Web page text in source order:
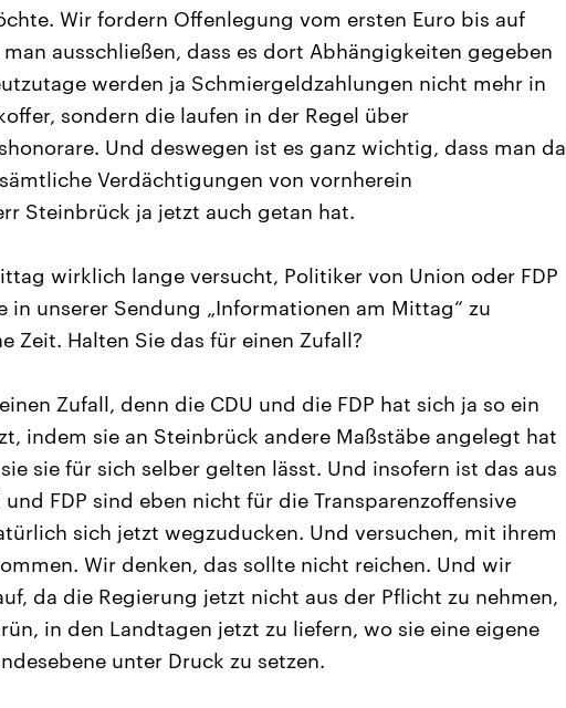
Wir fordern Offenlegung vom ersten Euro bis auf
ausschließen, dass es dort Abhängigkeiten gegeben
werden ja Schmiergeldzahlungen nicht mehr in
sondern die laufen in der Regel über
Und deswegen ist es ganz wichtig, dass man da
Verdächtigungen von vornherein
Steinbrück ja jetzt auch getan hat.
wirklich lange versucht, Politiker von Union oder FDP
in unserer Sendung „Informationen am Mittag“ zu
Zeit. Halten Sie das für einen Zufall?
Zufall, denn die CDU und die FDP hat sich ja so ein
indem sie an Steinbrück andere Maßstäbe angelegt hat
sie für sich selber gelten lässt. Und insofern ist das aus
FDP sind eben nicht für die Transparenzoffensive
sich jetzt wegzuducken. Und versuchen, mit ihrem
Wir denken, das sollte nicht reichen. Und wir
da die Regierung jetzt nicht aus der Pflicht zu nehmen,
in den Landtagen jetzt zu liefern, wo sie eine eigene
unter Druck zu setzen.